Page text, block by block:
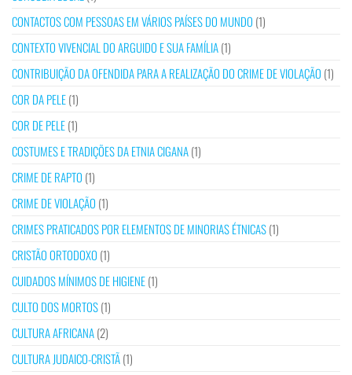
CONTACTOS COM PESSOAS EM VÁRIOS PAÍSES DO MUNDO (1)
CONTEXTO VIVENCIAL DO ARGUIDO E SUA FAMÍLIA(1)
CONTRIBUIÇÃO DA OFENDIDA PARA A REALIZAÇÃO DO CRIME DE VIOLAÇÃO (1)
COR DA PELE(1)
COR DE PELE(1)
COSTUMES E TRADIÇÕES DA ETNIA CIGANA(1)
CRIME DE RAPTO (1)
CRIME DE VIOLAÇÃO (1)
CRIMES PRATICADOS POR ELEMENTOS DE MINORIAS ÉTNICAS(1)
CRISTÃO ORTODOXO (1)
CUIDADOS MÍNIMOS DE HIGIENE(1)
CULTO DOS MORTOS(1)
CULTURA AFRICANA(2)
CULTURA JUDAICO-CRISTÃ(1)